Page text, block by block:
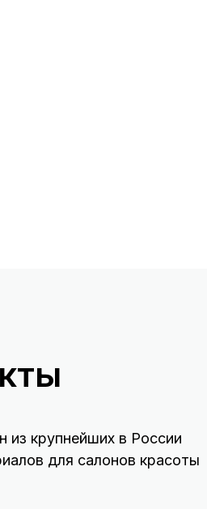
крупнейших в России
для салонов красоты